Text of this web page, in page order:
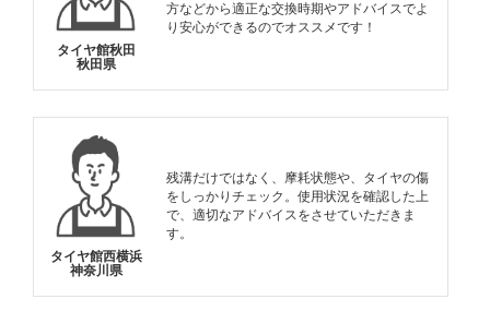
タイヤ館秋田
秋田県
方などから適正な交換時期やアドバイスでよ
り安心ができるのでオススメです！
タイヤ館西横浜
神奈川県
残溝だけではなく、摩耗状態や、タイヤの傷
をしっかりチェック。使用状況を確認した上
で、適切なアドバイスをさせていただきま
す。